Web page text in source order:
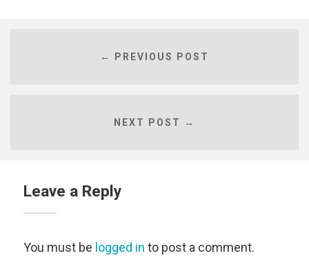
← PREVIOUS POST
NEXT POST →
Leave a Reply
You must be logged in to post a comment.